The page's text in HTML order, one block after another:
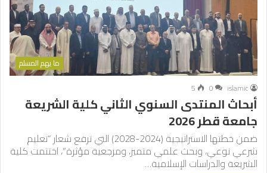
ما يهم المسلم
islamic
0
5
أبحاث المنتدى السنوي الثاني كلية الشريعة
جامعة قطر 2026
ضمن خطتها الاستراتيجية (2024-2028) التي ترفع شعار “تعليم
شرعي نوعي، وبحث علمي متميز، ومرجعية مؤثرة”، اختتمت كلية
الشريعة والدراسات الإسلامية…